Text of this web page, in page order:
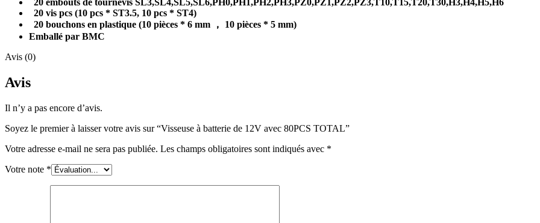
20 embouts de tournevis SL3,SL4,SL5,SL6,PH0,PH1,PH2,PH3,PZ0,PZ1,PZ2,PZ3,T10,T15,T20,T30,H3,H4,H5,H6
20 vis pcs (10 pcs * ST3.5, 10 pcs * ST4)
20 bouchons en plastique (10 pièces * 6 mm ， 10 pièces * 5 mm)
Emballé par BMC
Avis (0)
Avis
Il n’y a pas encore d’avis.
Soyez le premier à laisser votre avis sur “Visseuse à batterie de 12V avec 80PCS TOTAL”
Votre adresse e-mail ne sera pas publiée. Les champs obligatoires sont indiqués avec *
Votre note *